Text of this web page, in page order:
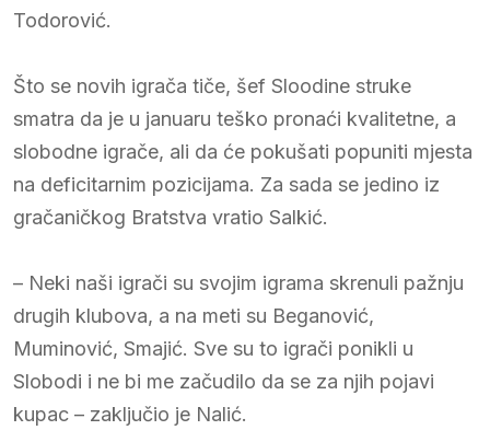
Todorović.
Što se novih igrača tiče, šef Sloodine struke
smatra da je u januaru teško pronaći kvalitetne, a
slobodne igrače, ali da će pokušati popuniti mjesta
na deficitarnim pozicijama. Za sada se jedino iz
gračaničkog Bratstva vratio Salkić.
– Neki naši igrači su svojim igrama skrenuli pažnju
drugih klubova, a na meti su Beganović,
Muminović, Smajić. Sve su to igrači ponikli u
Slobodi i ne bi me začudilo da se za njih pojavi
kupac – zaključio je Nalić.